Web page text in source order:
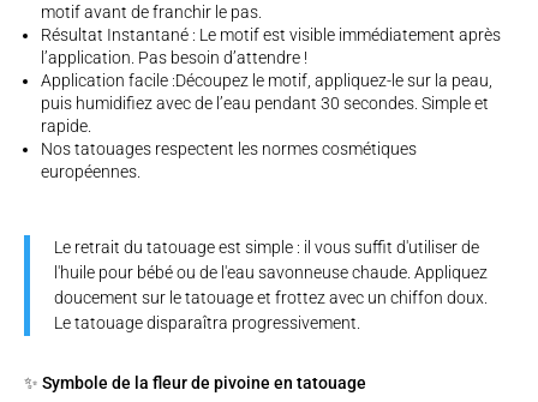
motif avant de franchir le pas.
Résultat Instantané : Le motif est visible immédiatement après
l’application. Pas besoin d’attendre !
Application facile :Découpez le motif, appliquez-le sur la peau,
puis humidifiez avec de l’eau pendant 30 secondes. Simple et
rapide.
Nos tatouages respectent les normes cosmétiques
européennes.
Le retrait du tatouage est simple : il vous suffit d'utiliser de
l'huile pour bébé ou de l'eau savonneuse chaude. Appliquez
doucement sur le tatouage et frottez avec un chiffon doux.
Le tatouage disparaîtra progressivement.
✨ Symbole de la fleur de pivoine en tatouage